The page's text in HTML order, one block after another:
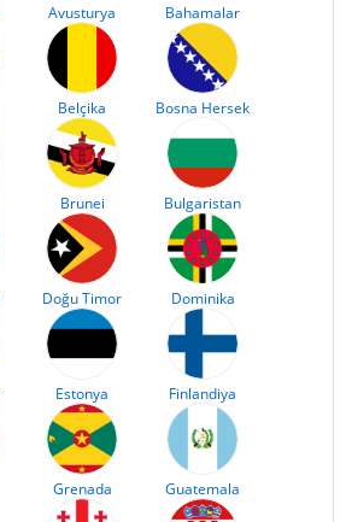
Avusturya Bahamalar
Belçika Bosna Hersek
Brunei Bulgaristan
Doğu Timor Dominika
Estonya Finlandiya
Grenada Guatemala